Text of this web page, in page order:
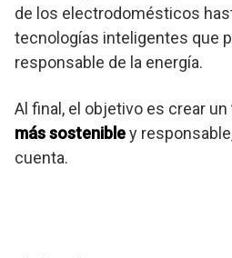
de los electrodomésticos
tecnologías inteligentes que
responsable de la energía.
Al final, el objetivo es crear un
más sostenibley
cuenta.